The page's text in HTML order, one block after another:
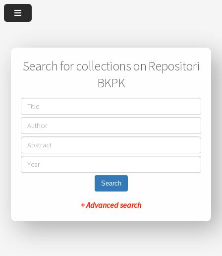
Search for collections on Repositori
BKPK
Search
+ Advanced search